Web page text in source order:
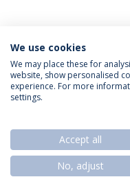
Política de
Direitos
© 2026
We use cookies
We may place these for
website, show personalised
experience. For more
settings.
Accept all
No, adjust